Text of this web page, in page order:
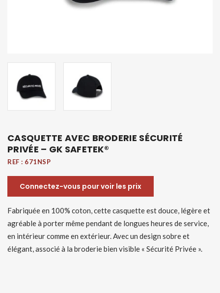
CASQUETTE AVEC BRODERIE SÉCURITÉ
PRIVÉE – GK SAFETEK®
REF : 671NSP
Connectez-vous pour voir les prix
Fabriquée en 100% coton, cette casquette est douce, légère et
agréable à porter même pendant de longues heures de service,
en intérieur comme en extérieur. Avec un design sobre et
élégant, associé à la broderie bien visible « Sécurité Privée ».